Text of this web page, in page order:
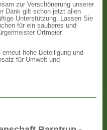
zur Verschönerung unserer
Dank gilt schon jetzt allen
Unterstützung. Lassen Sie
für ein sauberes und
Ortmeier
hohe Beteiligung und
für Umwelt und